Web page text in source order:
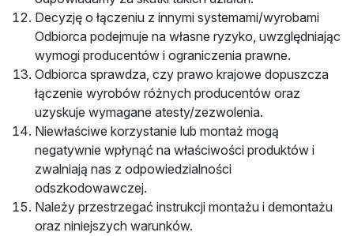
Decyzję o łączeniu z innymi systemami/wyrobami
Odbiorca podejmuje na własne ryzyko, uwzględniając
wymogi producentów i ograniczenia prawne.
Odbiorca sprawdza, czy prawo krajowe dopuszcza
łączenie wyrobów różnych producentów oraz
uzyskuje wymagane atesty/zezwolenia.
Niewłaściwe korzystanie lub montaż mogą
negatywnie wpłynąć na właściwości produktów i
zwalniają nas z odpowiedzialności
odszkodowawczej.
Należy przestrzegać instrukcji montażu i demontażu
oraz niniejszych warunków.